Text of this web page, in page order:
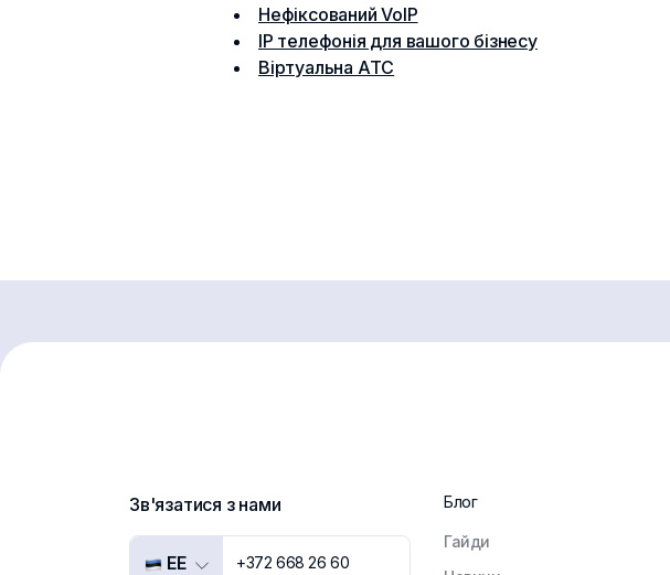
Нефіксований VoIP
IP телефонія для вашого бізнесу
Віртуальна АТС
Зв'язатися з нами
EE +372 668 26 60
Блог
Гайди